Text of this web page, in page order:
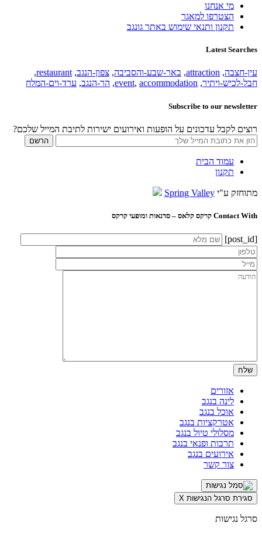
מי אנחנו
הצטרפו למאגר
תקנון ותנאי שימוש באתר גונגב
Latest Searches
עין-חצבה,
attraction
, באר-שבע-והסביבה, צפון-הנגב,
restaurant
,
חבל-לכיש-ויתיר,
event, accommodation
, הר-הנגב, ערד-וים-המלח
Subscribe to our newsletter
רוצים לקבל עדכונים על הופעות ואירועים ישירות לתיבת המייל שלכם?
עמוד הבית
תקנון
מתוחזק ע"י Spring Valley
Contact With קרקס קלאס – סדנאות ומופעי קרקס
[post_id]
אזורים
לינה בנגב
אוכל בנגב
אטרקציות בנגב
מסלולי טיול בנגב
תרבות ופנאי בנגב
אירועים בנגב
צור קשר
סגירת סרגל הנגישות X
סרגל נגישות